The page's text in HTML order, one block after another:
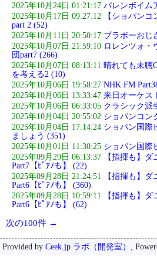
2025年10月24日 01:21:17 バレンボイム
2025年10月17日 09:27:12
【ショパンコ
part 2 (52)
2025年10月11日 20:50:17 ブラボーおじ
2025年10月07日 21:59:10 ロレンツォ・
団part7 (266)
2025年10月07日 08:13:11 晴れても未聴
を考える2 (10)
2025年10月06日 19:58:27 NHK FM
2025年10月06日 13:33:47 来日オーケス
2025年10月06日 06:33:05 クラシック派
2025年10月04日 20:55:02 ショパンコン
2025年10月04日 17:14:24 ショパン国際
ましょう (351)
2025年10月01日 11:30:25 ショパン国際
2025年09月29日 06:13:37
【指揮も】
Part7【ﾋﾟｱﾉも】 (22)
2025年09月28日 21:24:51
【指揮も】
Part6【ﾋﾟｱﾉも】 (360)
2025年09月28日 10:59:11
【指揮も】
Part6【ﾋﾟｱﾉも】 (62)
次の100件 →
Provided by Ceek.jp ラボ（開発室） ,